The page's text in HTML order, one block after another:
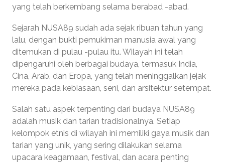
yang telah berkembang selama berabad -abad.
Sejarah NUSA89 sudah ada sejak ribuan tahun yang
lalu, dengan bukti pemukiman manusia awal yang
ditemukan di pulau -pulau itu. Wilayah ini telah
dipengaruhi oleh berbagai budaya, termasuk India,
Cina, Arab, dan Eropa, yang telah meninggalkan jejak
mereka pada kebiasaan, seni, dan arsitektur setempat.
Salah satu aspek terpenting dari budaya NUSA89
adalah musik dan tarian tradisionalnya. Setiap
kelompok etnis di wilayah ini memiliki gaya musik dan
tarian yang unik, yang sering dilakukan selama
upacara keagamaan, festival, dan acara penting